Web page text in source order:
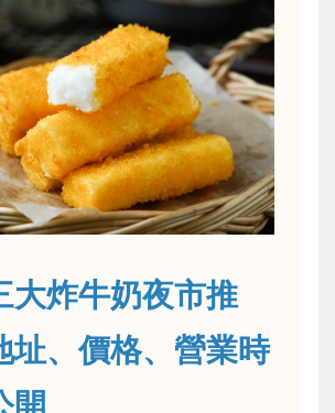
大炸牛奶夜市推
址、價格、營業時
開